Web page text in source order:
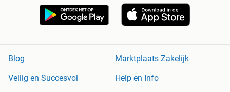
Blog
Marktplaats Zakelijk
Veilig en Succesvol
Help en Info